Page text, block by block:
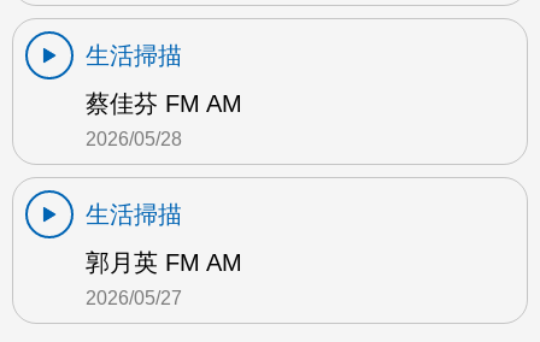
生活掃描
蔡佳芬 FM AM
2026/05/28
生活掃描
郭月英 FM AM
2026/05/27